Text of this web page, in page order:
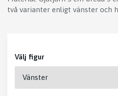
två varianter enligt vänster och
Välj figur